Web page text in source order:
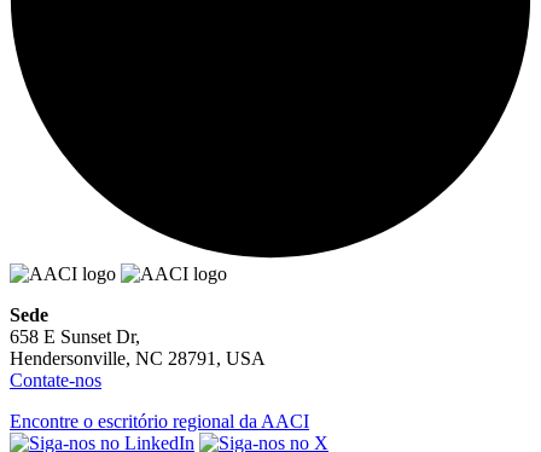
Sede
658 E Sunset Dr,
Hendersonville, NC 28791, USA
Contate-nos
Encontre o escritório regional da AACI